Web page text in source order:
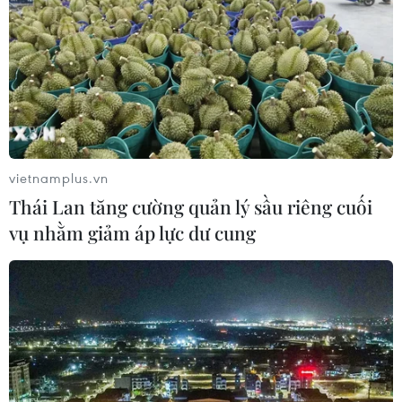
Sri Lanka tăng cường ngăn chặn
trang web cá cược trực tuyến
07/08/2026 11:39
Indonesia nỗ lực khống chế cháy
rừng tại Vườn Quốc gia Núi Bromo
07/08/2026 10:56
Sri Lanka triển khai quân đội sau làn
sóng vượt ngục bất thành
07/08/2026 10:35
Thụy Sĩ khó đạt mục tiêu giảm phát
vietnamplus.vn
Thái Lan tăng cường quản lý sầu riêng cuối
vụ nhằm giảm áp lực dư cung